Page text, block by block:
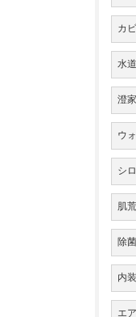
カ
水
澄家
ウ
シ
肌
除
内
エ